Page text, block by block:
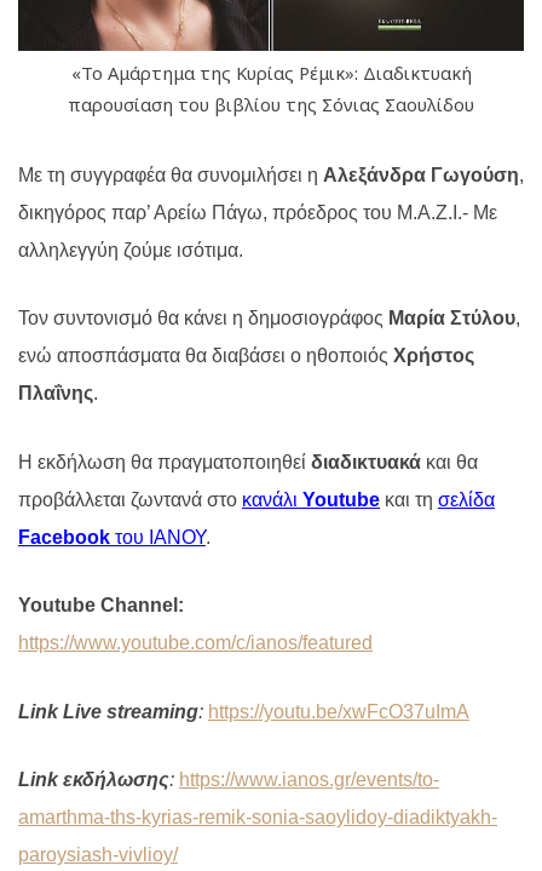
«Το Αμάρτημα της Κυρίας Ρέμικ»: Διαδικτυακή
παρουσίαση του βιβλίου της Σόνιας Σαουλίδου
Με τη συγγραφέα θα συνομιλήσει η Αλεξάνδρα Γωγούση,
δικηγόρος παρ’ Αρείω Πάγω, πρόεδρος του Μ.Α.Ζ.Ι.- Με
αλληλεγγύη ζούμε ισότιμα.
Τον συντονισμό θα κάνει η δημοσιογράφος Μαρία Στύλου,
ενώ αποσπάσματα θα διαβάσει ο ηθοποιός Χρήστος
Πλαΐνης.
Η εκδήλωση θα πραγματοποιηθεί διαδικτυακά και θα
προβάλλεται ζωντανά στο κανάλι Youtube και τη σελίδα
Facebook του ΙΑΝΟΥ.
Youtube Channel:
https://www.youtube.com/c/ianos/featured
Link Live streaming: https://youtu.be/xwFcO37uImA
Linkεκδήλωσης: https://www.ianos.gr/events/to-
amarthma-ths-kyrias-remik-sonia-saoylidoy-diadiktyakh-
paroysiash-vivlioy/